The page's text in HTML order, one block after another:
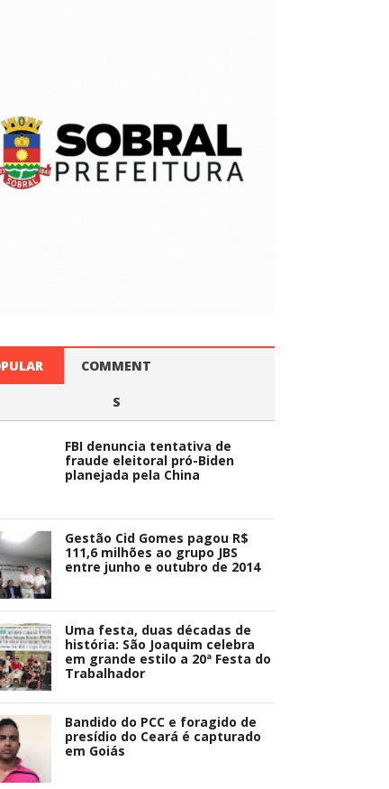
COMMENT
S
FBI denuncia tentativa de
fraude eleitoral pró-Biden
planejada pela China
Gestão Cid Gomes pagou R$
111,6 milhões ao grupo JBS
entre junho e outubro de 2014
Uma festa, duas décadas de
história: São Joaquim celebra
em grande estilo a 20ª Festa do
Trabalhador
Bandido do PCC e foragido de
presídio do Ceará é capturado
em Goiás